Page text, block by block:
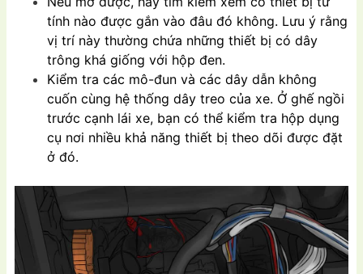
tính nào được gắn vào đâu đó không. Lưu ý rằng
vị trí này thường chứa những thiết bị có dây
trông khá giống với hộp đen.
Kiểm tra các mô-đun và các dây dẫn không
cuốn cùng hệ thống dây treo của xe. Ở ghế ngồi
trước cạnh lái xe, bạn có thể kiểm tra hộp dụng
cụ nơi nhiều khả năng thiết bị theo dõi được đặt
ở đó.